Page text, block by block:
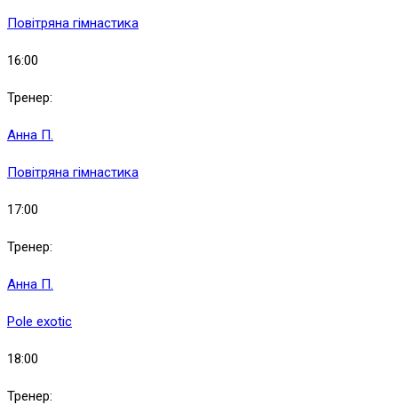
Повітряна гімнастика
16:00
Тренер:
Анна П.
Повітряна гімнастика
17:00
Тренер:
Анна П.
Pole exotic
18:00
Тренер: